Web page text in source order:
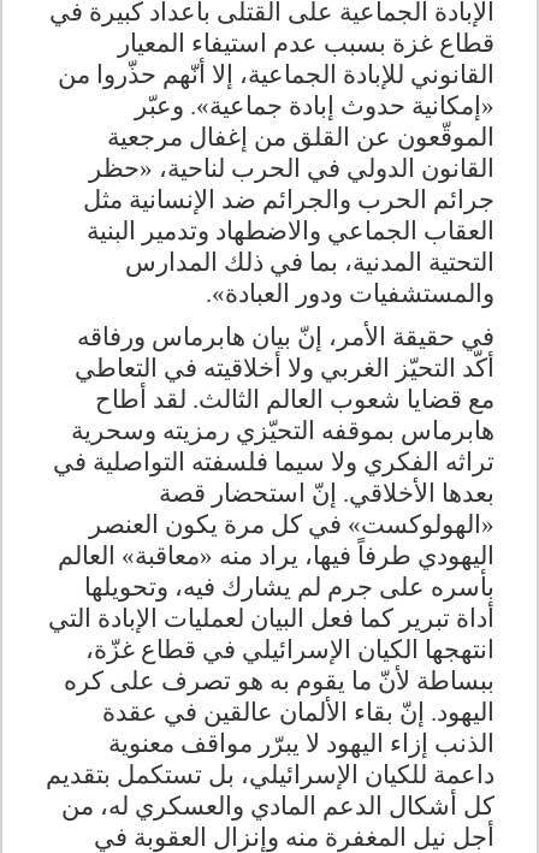
الإبادة الجماعية على القتلى بأعداد كبيرة في
قطاع غزة بسبب عدم استيفاء المعيار
القانوني للإبادة الجماعية، إلا أنّهم حذّروا من
«إمكانية حدوث إبادة جماعية». وعبّر
الموقّعون عن القلق من إغفال مرجعية
القانون الدولي في الحرب لناحية، «حظر
جرائم الحرب والجرائم ضد الإنسانية مثل
العقاب الجماعي والاضطهاد وتدمير البنية
التحتية المدنية، بما في ذلك المدارس
والمستشفيات ودور العبادة».
في حقيقة الأمر، إنّ بيان هابرماس ورفاقه
أكّد التحيّز الغربي ولا أخلاقيته في التعاطي
مع قضايا شعوب العالم الثالث. لقد أطاح
هابرماس بموقفه التحيّزي رمزيته وسحرية
تراثه الفكري ولا سيما فلسفته التواصلية في
بعدها الأخلاقي. إنّ استحضار قصة
«الهولوكست» في كل مرة يكون العنصر
اليهودي طرفاً فيها، يراد منه «معاقبة» العالم
بأسره على جرم لم يشارك فيه، وتحويلها
أداة تبرير كما فعل البيان لعمليات الإبادة التي
انتهجها الكيان الإسرائيلي في قطاع غزّة،
ببساطة لأنّ ما يقوم به هو تصرف على كره
اليهود. إنّ بقاء الألمان عالقين في عقدة
الذنب إزاء اليهود لا يبرّر مواقف معنوية
داعمة للكيان الإسرائيلي، بل تستكمل بتقديم
كل أشكال الدعم المادي والعسكري له، من
أجل نيل المغفرة منه وإنزال العقوبة في